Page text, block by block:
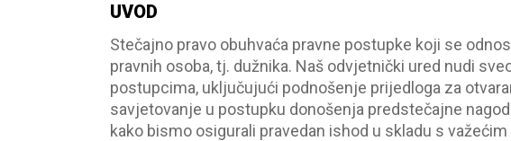
UVOD
Stečajno pravo obuhvaća pravne postupke koji se
pravnih osoba, tj. dužnika. Naš odvjetnički ured nudi
postupcima, uključujući podnošenje prijedloga za
savjetovanje u postupku donošenja predstečajne
kako bismo osigurali pravedan ishod u skladu s